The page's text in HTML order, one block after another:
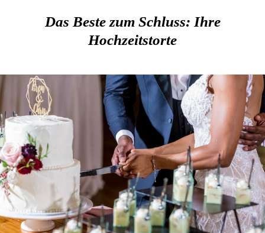
Das Beste zum Schluss: Ihre
Hochzeitstorte